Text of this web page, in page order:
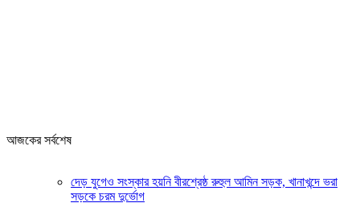
আজকের সর্বশেষ
দেড় যুগেও সংস্কার হয়নি বীরশ্রেষ্ঠ রুহুল আমিন সড়ক, খানাখন্দে ভরা
সড়কে চরম দুর্ভোগ